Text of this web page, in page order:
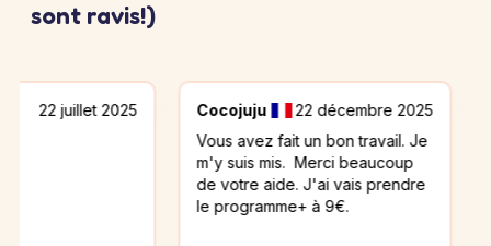
sont ravis!)
2025 Cocojuju
22 décembre 2025
Vous avez fait un bon travail. Je
m'y suis mis. Merci beaucoup
de votre aide. J'ai vais prendre
le programme+ à 9€.
Béatrice
Merci